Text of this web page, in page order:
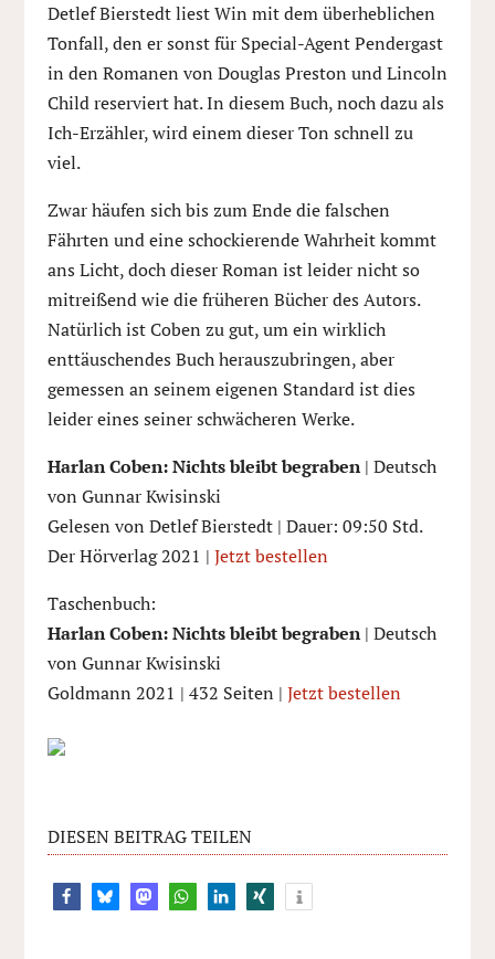
Detlef Bierstedt liest Win mit dem überheblichen
Tonfall, den er sonst für Special-Agent Pendergast
in den Romanen von Douglas Preston und Lincoln
Child reserviert hat. In diesem Buch, noch dazu als
Ich-Erzähler, wird einem dieser Ton schnell zu
viel.
Zwar häufen sich bis zum Ende die falschen
Fährten und eine schockierende Wahrheit kommt
ans Licht, doch dieser Roman ist leider nicht so
mitreißend wie die früheren Bücher des Autors.
Natürlich ist Coben zu gut, um ein wirklich
enttäuschendes Buch herauszubringen, aber
gemessen an seinem eigenen Standard ist dies
leider eines seiner schwächeren Werke.
Harlan Coben: Nichts bleibt begraben| Deutsch
von Gunnar Kwisinski
Gelesen von Detlef Bierstedt | Dauer: 09:50 Std.
Der Hörverlag 2021 | Jetzt bestellen
Taschenbuch:
Harlan Coben: Nichts bleibt begraben| Deutsch
von Gunnar Kwisinski
Goldmann 2021 | 432 Seiten | Jetzt bestellen
DIESEN BEITRAG TEILEN